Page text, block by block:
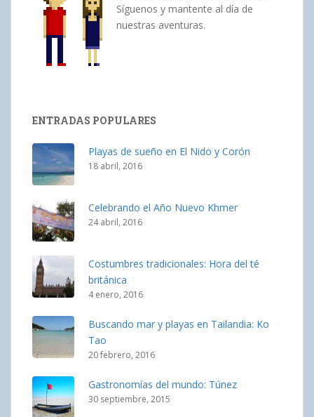
Síguenos y mantente al día de
nuestras aventuras.
ENTRADAS POPULARES
Playas de sueño en El Nido y Corón
18 abril, 2016
Celebrando el Año Nuevo Khmer
24 abril, 2016
Costumbres tradicionales: Hora del té
británica
4 enero, 2016
Buscando mar y playas en Tailandia: Ko
Tao
20 febrero, 2016
Gastronomías del mundo: Túnez
30 septiembre, 2015